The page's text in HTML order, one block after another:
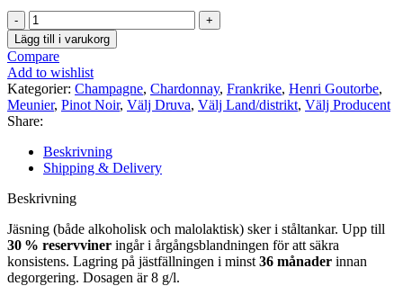
H.
Goutorbe
Tradition
Brut
Champagne
mängd
Lägg till i varukorg
Compare
Add to wishlist
Kategorier: Champagne, Chardonnay, Frankrike, Henri Goutorbe,
Meunier, Pinot Noir, Välj Druva, Välj Land/distrikt, Välj Producent
Share:
Beskrivning
Shipping & Delivery
Beskrivning
Jäsning (både alkoholisk och malolaktisk) sker i ståltankar. Upp till
30 % reservviner ingår i årgångsblandningen för att säkra
konsistens. Lagring på jästfällningen i minst 36 månader innan
degorgering. Dosagen är 8 g/l.